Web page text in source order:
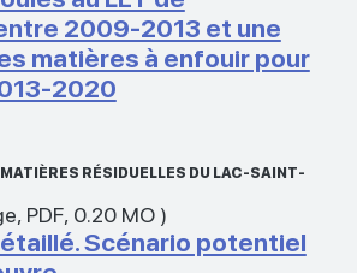
2009-2013 et une
matières à enfouir pour
2020
RÉSIDUELLES DU LAC-SAINT-
, PDF, 0.20 MO)
Scénario potentiel